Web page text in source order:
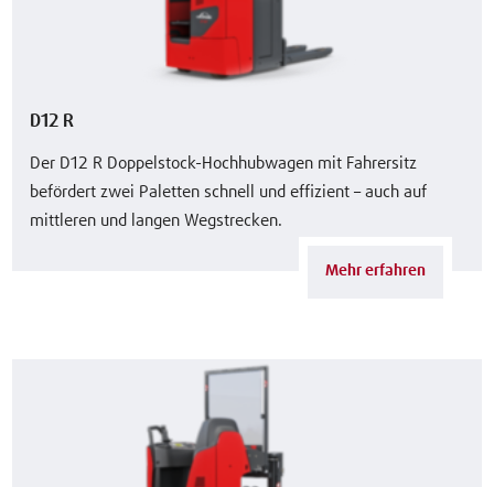
D12 R
Der D12 R Doppelstock-Hochhubwagen mit Fahrersitz
befördert zwei Paletten schnell und effizient – auch auf
mittleren und langen Wegstrecken.
Mehr erfahren